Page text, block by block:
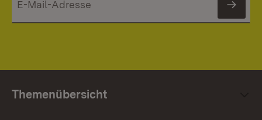
Themenübersicht